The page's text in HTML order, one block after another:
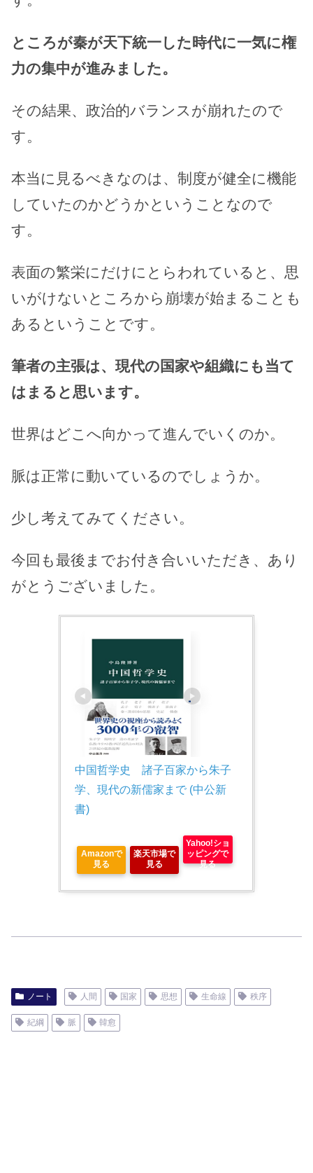
ところが秦が天下統一した時代に一気に権
力の集中が進みました。
その結果、政治的バランスが崩れたので
す。
本当に見るべきなのは、制度が健全に機能
していたのかどうかということなので
す。
表面の繁栄にだけにとらわれていると、思
いがけないところから崩壊が始まることも
あるということです。
筆者の主張は、現代の国家や組織にも当て
はまると思います。
世界はどこへ向かって進んでいくのか。
脈は正常に動いているのでしょうか。
少し考えてみてください。
今回も最後までお付き合いいただき、あり
がとうございました。
中国哲学史　諸子百家から朱子
学、現代の新儒家まで (中公新
書)
Amazonで
見る
楽天市場で
見る
Yahoo!ショ
ッピングで
見る
ノート 人間 国家 思想 生命線 秩序
紀綱 脈 韓愈